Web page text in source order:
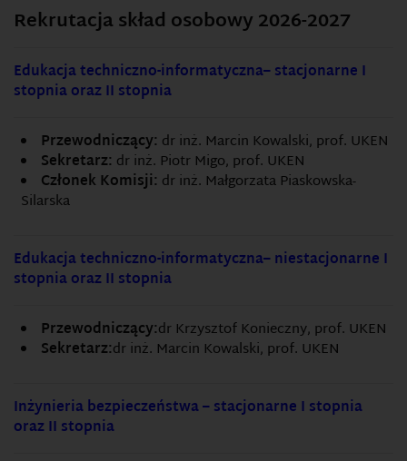
Rekrutacja skład osobowy 2026-2027
Edukacja techniczno-informatyczna– stacjonarne I
stopnia oraz II stopnia
Przewodniczący: dr inż. Marcin Kowalski, prof. UKEN
Sekretarz: dr inż. Piotr Migo, prof. UKEN
Członek Komisji: dr inż. Małgorzata Piaskowska-
Silarska
Edukacja techniczno-informatyczna– niestacjonarne I
stopnia oraz II stopnia
Przewodniczący:dr Krzysztof Konieczny, prof. UKEN
Sekretarz:dr inż. Marcin Kowalski, prof. UKEN
Inżynieria bezpieczeństwa – stacjonarne I stopnia
oraz II stopnia